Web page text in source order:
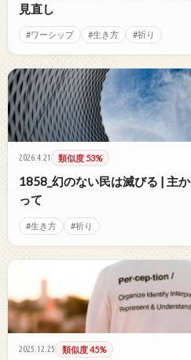
見直し
#ワーシップ #生き方 #祈り
2026.4.21 類似度 53%
1858_幻のない民は滅びる | 主
って
#生き方 #祈り
2025.12.25 類似度 45%